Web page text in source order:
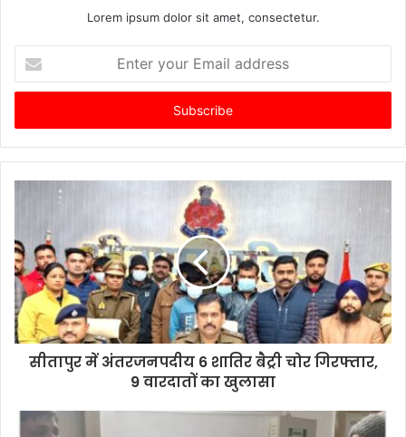
Lorem ipsum dolor sit amet, consectetur.
your
Email
सीतापुर में अंतरजनपदीय 6 शातिर बैट्री चोर गिरफ्तार,
9 वारदातों का खुलासा